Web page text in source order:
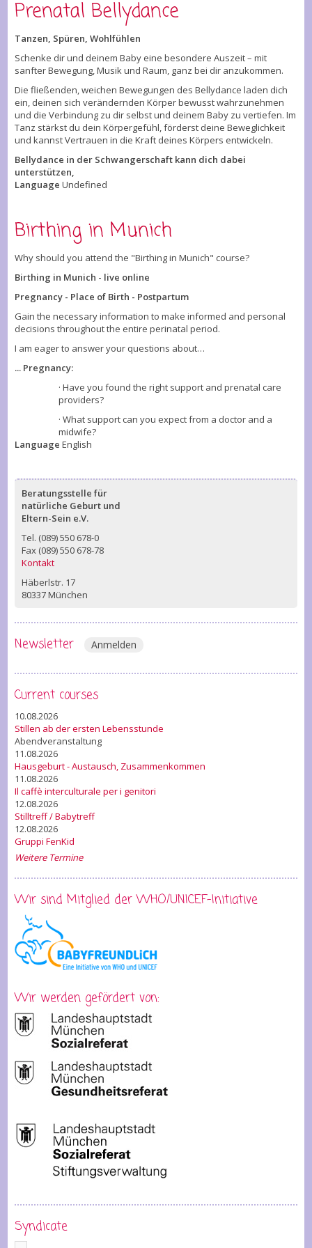
Prenatal Bellydance
Tanzen, Spüren, Wohlfühlen
Schenke dir und deinem Baby eine besondere Auszeit – mit
sanfter Bewegung, Musik und Raum, ganz bei dir anzukommen.
Die fließenden, weichen Bewegungen des Bellydance laden dich
ein, deinen sich verändernden Körper bewusst wahrzunehmen
und die Verbindung zu dir selbst und deinem Baby zu vertiefen. Im
Tanz stärkst du dein Körpergefühl, förderst deine Beweglichkeit
und kannst Vertrauen in die Kraft deines Körpers entwickeln.
Bellydance in der Schwangerschaft kann dich dabei
unterstützen,
Language Undefined
Birthing in Munich
Why should you attend the "Birthing in Munich" course?
Birthing in Munich - live online
Pregnancy - Place of Birth - Postpartum
Gain the necessary information to make informed and personal
decisions throughout the entire perinatal period.
I am eager to answer your questions about…
... Pregnancy:
· Have you found the right support and prenatal care
providers?
· What support can you expect from a doctor and a
midwife?
Language English
Beratungsstelle für
natürliche Geburt und
Eltern-Sein e.V.
Tel. (089) 550 678-0
Fax (089) 550 678-78
Kontakt
Häberlstr. 17
80337 München
Newsletter Anmelden
Current courses
10.08.2026
Stillen ab der ersten Lebensstunde
Abendveranstaltung
11.08.2026
Hausgeburt - Austausch, Zusammenkommen
11.08.2026
Il caffè interculturale per i genitori
12.08.2026
Stilltreff / Babytreff
12.08.2026
Gruppi FenKid
Weitere Termine
Wir sind Mitglied der WHO/UNICEF-Initiative
Wir werden gefördert von:
Syndicate